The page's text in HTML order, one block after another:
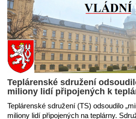
Teplárenské sdružení
miliony lidí připojených k
Teplárenské sdružení (TS) odsoudilo
miliony lidí připojených na teplárny.